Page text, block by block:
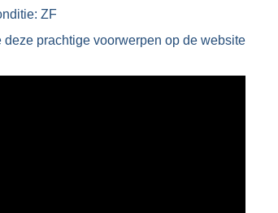
ZF
prachtige voorwerpen op de website